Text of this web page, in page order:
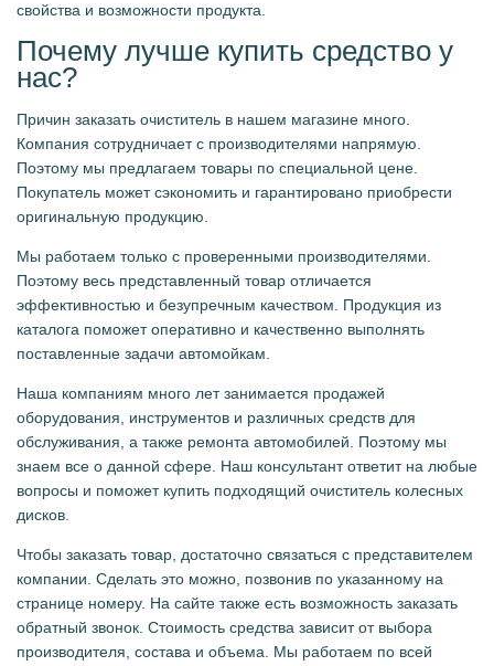
свойства и возможности продукта.
Почему лучше купить средство у
нас?
Причин заказать очиститель в нашем магазине много.
Компания сотрудничает с производителями напрямую.
Поэтому мы предлагаем товары по специальной цене.
Покупатель может сэкономить и гарантировано приобрести
оригинальную продукцию.
Мы работаем только с проверенными производителями.
Поэтому весь представленный товар отличается
эффективностью и безупречным качеством. Продукция из
каталога поможет оперативно и качественно выполнять
поставленные задачи автомойкам.
Наша компаниям много лет занимается продажей
оборудования, инструментов и различных средств для
обслуживания, а также ремонта автомобилей. Поэтому мы
знаем все о данной сфере. Наш консультант ответит на любые
вопросы и поможет купить подходящий очиститель колесных
дисков.
Чтобы заказать товар, достаточно связаться с представителем
компании. Сделать это можно, позвонив по указанному на
странице номеру. На сайте также есть возможность заказать
обратный звонок. Стоимость средства зависит от выбора
производителя, состава и объема. Мы работаем по всей